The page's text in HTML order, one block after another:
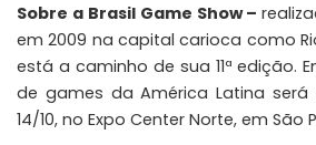
Sobre a Brasil Game Show –
em 2009 na capital carioca como
está a caminho de sua 11ª edição.
de games da América Latina será
14/10, no Expo Center Norte, em São